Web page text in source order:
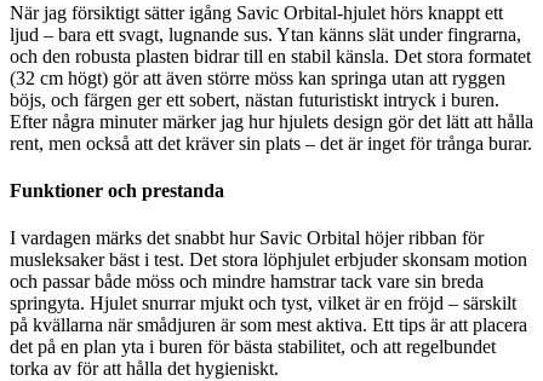
När jag försiktigt sätter igång Savic Orbital-hjulet hörs knappt ett
ljud – bara ett svagt, lugnande sus. Ytan känns slät under fingrarna,
och den robusta plasten bidrar till en stabil känsla. Det stora formatet
(32 cm högt) gör att även större möss kan springa utan att ryggen
böjs, och färgen ger ett sobert, nästan futuristiskt intryck i buren.
Efter några minuter märker jag hur hjulets design gör det lätt att hålla
rent, men också att det kräver sin plats – det är inget för trånga burar.
Funktioner och prestanda
I vardagen märks det snabbt hur Savic Orbital höjer ribban för
musleksaker bäst i test. Det stora löphjulet erbjuder skonsam motion
och passar både möss och mindre hamstrar tack vare sin breda
springyta. Hjulet snurrar mjukt och tyst, vilket är en fröjd – särskilt
på kvällarna när smådjuren är som mest aktiva. Ett tips är att placera
det på en plan yta i buren för bästa stabilitet, och att regelbundet
torka av för att hålla det hygieniskt.